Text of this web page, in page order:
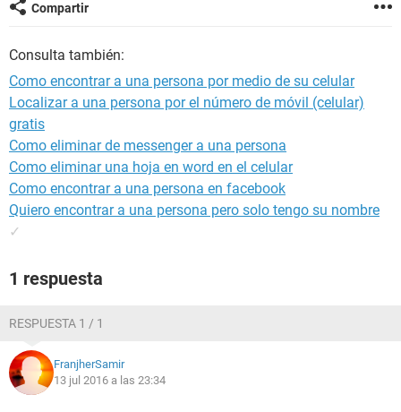
Compartir
Consulta también:
Como encontrar a una persona por medio de su celular
Localizar a una persona por el número de móvil (celular)
gratis
Como eliminar de messenger a una persona
Como eliminar una hoja en word en el celular
Como encontrar a una persona en facebook
Quiero encontrar a una persona pero solo tengo su nombre
✓
1 respuesta
RESPUESTA 1 / 1
FranjherSamir
13 jul 2016 a las 23:34